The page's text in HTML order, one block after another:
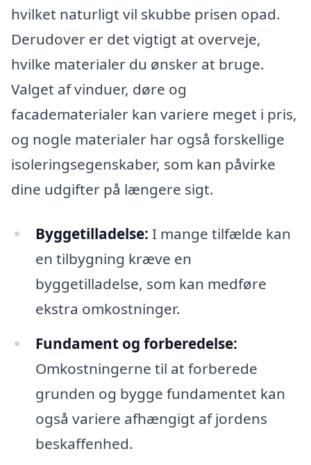
hvilket naturligt vil skubbe prisen opad.
Derudover er det vigtigt at overveje,
hvilke materialer du ønsker at bruge.
Valget af vinduer, døre og
facadematerialer kan variere meget i pris,
og nogle materialer har også forskellige
isoleringsegenskaber, som kan påvirke
dine udgifter på længere sigt.
Byggetilladelse: I mange tilfælde kan
en tilbygning kræve en
byggetilladelse, som kan medføre
ekstra omkostninger.
Fundament og forberedelse:
Omkostningerne til at forberede
grunden og bygge fundamentet kan
også variere afhængigt af jordens
beskaffenhed.